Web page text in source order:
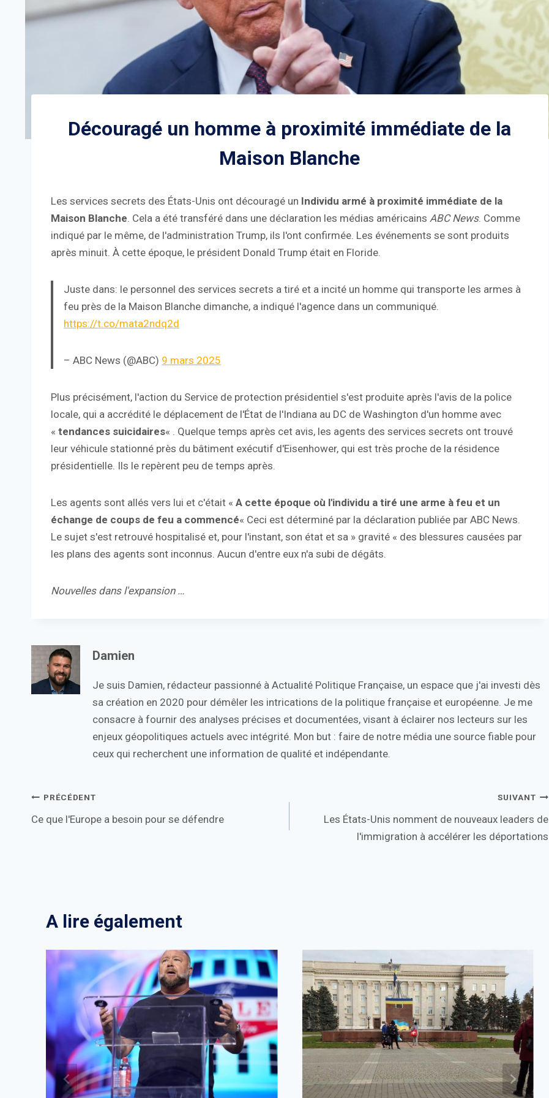
Découragé un homme à proximité immédiate de la
Maison Blanche
Les services secrets des États-Unis ont découragé un Individu armé à proximité immédiate de la
Maison Blanche. Cela a été transféré dans une déclaration les médias américains ABC News. Comme
indiqué par le même, de l'administration Trump, ils l'ont confirmée. Les événements se sont produits
après minuit. À cette époque, le président Donald Trump était en Floride.
Juste dans: le personnel des services secrets a tiré et a incité un homme qui transporte les armes à
feu près de la Maison Blanche dimanche, a indiqué l'agence dans un communiqué.
https://t.co/mata2ndq2d
– ABC News (@ABC) 9 mars 2025
Plus précisément, l'action du Service de protection présidentiel s'est produite après l'avis de la police
locale, qui a accrédité le déplacement de l'État de l'Indiana au DC de Washington d'un homme avec
« tendances suicidaires« . Quelque temps après cet avis, les agents des services secrets ont trouvé
leur véhicule stationné près du bâtiment exécutif d'Eisenhower, qui est très proche de la résidence
présidentielle. Ils le repèrent peu de temps après.
Les agents sont allés vers lui et c'était « A cette époque où l'individu a tiré une arme à feu et un
échange de coups de feu a commencé« Ceci est déterminé par la déclaration publiée par ABC News.
Le sujet s'est retrouvé hospitalisé et, pour l'instant, son état et sa » gravité « des blessures causées par
les plans des agents sont inconnus. Aucun d'entre eux n'a subi de dégâts.
Nouvelles dans l'expansion …
Damien
Je suis Damien, rédacteur passionné à Actualité Politique Française, un espace que j'ai investi dès
sa création en 2020 pour démêler les intrications de la politique française et européenne. Je me
consacre à fournir des analyses précises et documentées, visant à éclairer nos lecteurs sur les
enjeux géopolitiques actuels avec intégrité. Mon but : faire de notre média une source fiable pour
ceux qui recherchent une information de qualité et indépendante.
Navigation
de
PRÉCÉDENT
Ce que l'Europe a besoin pour se défendre
SUIVANT
Les États-Unis nomment de nouveaux leaders de
l'immigration à accélérer les déportations
A lire également